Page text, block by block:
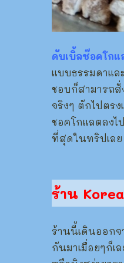
ดับเบิ้ลช๊อคโก
แบบธรรมดาแล
ชอบก็สามารถสั่
จริงๆ ตักไปตรง
ชอคโกแลตลงไ
ที่สุดในทริปเลย
ร้าน
ร้านนี้เดินออก
กันมาเมื่อยๆก็เ